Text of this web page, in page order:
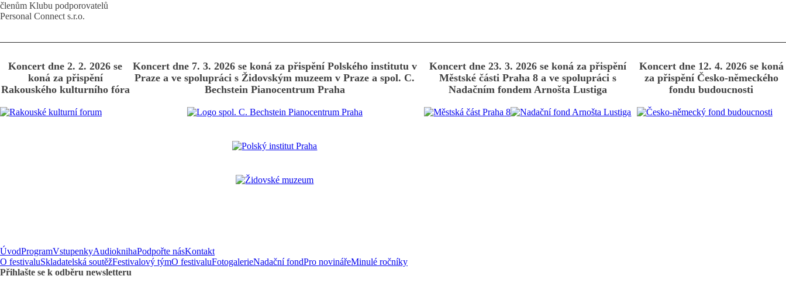
členům Klubu podporovatelů
Personal Connect s.r.o.
Koncert dne 2. 2. 2026 se
koná za přispění
Rakouského kulturního fóra
Koncert dne 7. 3. 2026 se koná za přispění Polského institutu v
Praze a ve spolupráci s Židovským muzeem v Praze a spol. C.
Bechstein Pianocentrum Praha
Koncert dne 23. 3. 2026 se koná za přispění
Městské části Praha 8 a ve spolupráci s
Nadačním fondem Arnošta Lustiga
Koncert dne 12. 4. 2026 se koná
za přispění Česko-německého
fondu budoucnosti
ÚvodProgramVstupenkyAudioknihaPodpořte násKontakt
O festivaluSkladatelská soutěžFestivalový týmO festivaluFotogalerieNadační fondPro novinářeMinulé ročníky
Přihlašte se k odběru newsletteru